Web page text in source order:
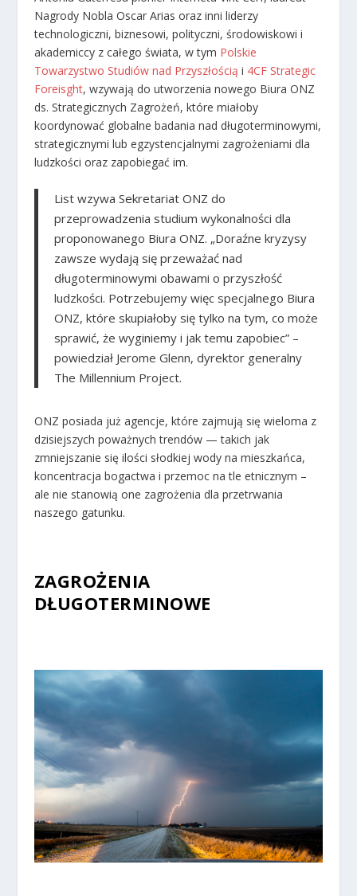
Nagrody Nobla Oscar Arias oraz inni liderzy
technologiczni, biznesowi, polityczni, środowiskowi i
akademiccy z całego świata, w tym Polskie
Towarzystwo Studiów nad Przyszłością i 4CF Strategic
Foreisght, wzywają do utworzenia nowego Biura ONZ
ds. Strategicznych Zagrożeń, które miałoby
koordynować globalne badania nad długoterminowymi,
strategicznymi lub egzystencjalnymi zagrożeniami dla
ludzkości oraz zapobiegać im.
List wzywa Sekretariat ONZ do
przeprowadzenia studium wykonalności dla
proponowanego Biura ONZ. „Doraźne kryzysy
zawsze wydają się przeważać nad
długoterminowymi obawami o przyszłość
ludzkości. Potrzebujemy więc specjalnego Biura
ONZ, które skupiałoby się tylko na tym, co może
sprawić, że wyginiemy i jak temu zapobiec” –
powiedział Jerome Glenn, dyrektor generalny
The Millennium Project.
ONZ posiada już agencje, które zajmują się wieloma z
dzisiejszych poważnych trendów — takich jak
zmniejszanie się ilości słodkiej wody na mieszkańca,
koncentracja bogactwa i przemoc na tle etnicznym –
ale nie stanowią one zagrożenia dla przetrwania
naszego gatunku.
ZAGROŻENIA
DŁUGOTERMINOWE